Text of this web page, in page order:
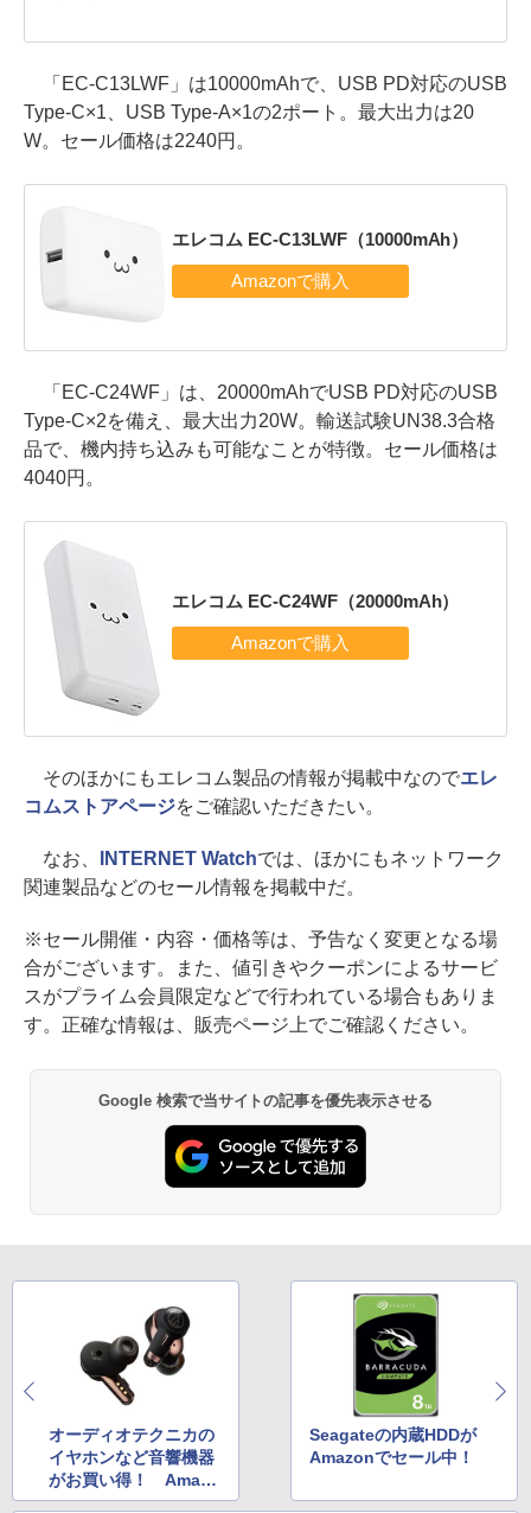
「EC-C13LWF」は10000mAhで、USB PD対応のUSB
Type-C×1、USB Type-A×1の2ポート。最大出力は20
W。セール価格は2240円。
エレコム EC-C13LWF（10000mAh）
「EC-C24WF」は、20000mAhでUSB PD対応のUSB
Type-C×2を備え、最大出力20W。輸送試験UN38.3合格
品で、機内持ち込みも可能なことが特徴。セール価格は
4040円。
エレコム EC-C24WF（20000mAh）
そのほかにもエレコム製品の情報が掲載中なのでエレ
コムストアページをご確認いただきたい。
なお、 INTERNET Watchでは、ほかにもネットワーク
関連製品などのセール情報を掲載中だ。
※セール開催・内容・価格等は、予告なく変更となる場
合がございます。また、値引きやクーポンによるサービ
スがプライム会員限定などで行われている場合もありま
す。正確な情報は、販売ページ上でご確認ください。
Google 検索で当サイトの記事を優先表示させる
オーディオテクニカの
イヤホンなど音響機器
がお買い得！ Amazo
nでセール中
Seagateの内蔵HDDが
Amazonでセール中！